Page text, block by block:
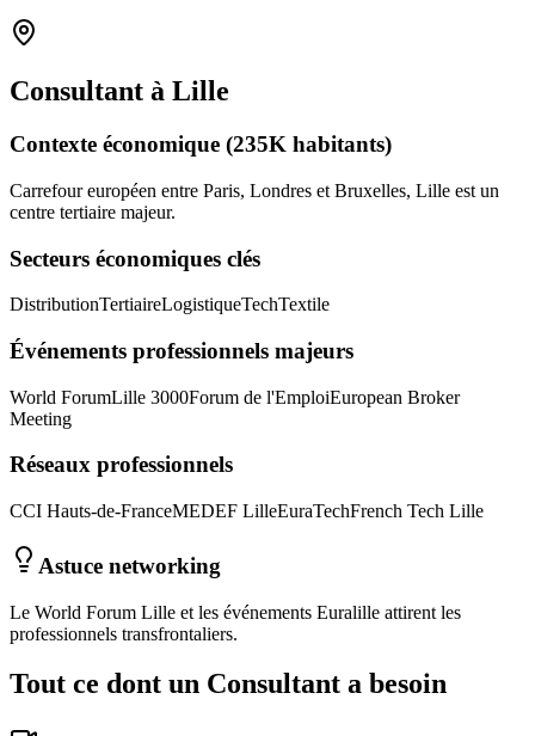
Consultant à Lille
Contexte économique (235K habitants)
Carrefour européen entre Paris, Londres et Bruxelles, Lille est un
centre tertiaire majeur.
Secteurs économiques clés
DistributionTertiaireLogistiqueTechTextile
Événements professionnels majeurs
World ForumLille 3000Forum de l'EmploiEuropean Broker
Meeting
Réseaux professionnels
CCI Hauts-de-FranceMEDEF LilleEuraTechFrench Tech Lille
Astuce networking
Le World Forum Lille et les événements Euralille attirent les
professionnels transfrontaliers.
Tout ce dont un Consultant a besoin